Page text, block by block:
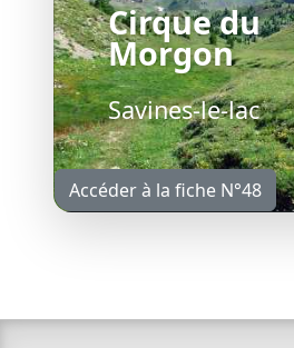
Cirque du
Morgon
Savines-le-lac
Accéder à la fiche N°48